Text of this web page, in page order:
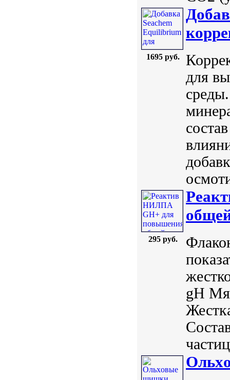
1695 руб.
для
295 руб.
gH